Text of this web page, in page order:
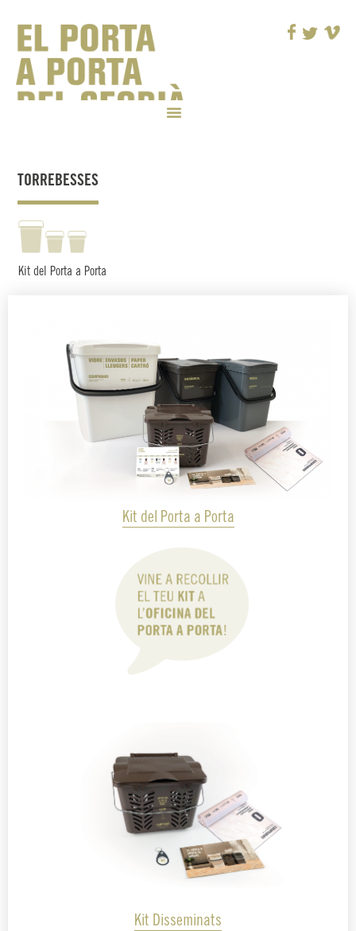
TORREBESSES
Kit del Porta a Porta
Kit del Porta a Porta
Kit Disseminats